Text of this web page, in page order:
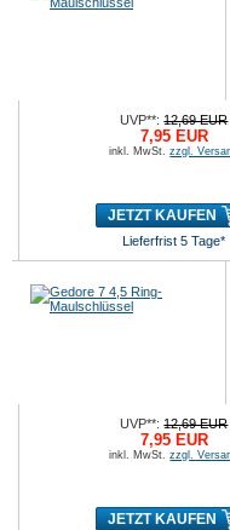
UVP**:12,69 EUR
7,95 EUR
inkl. MwSt.zzgl.
JETZT KAUFEN
Lieferfrist 5 Tage*
UVP**:12,69 EUR
7,95 EUR
inkl. MwSt.zzgl.
JETZT KAUFEN